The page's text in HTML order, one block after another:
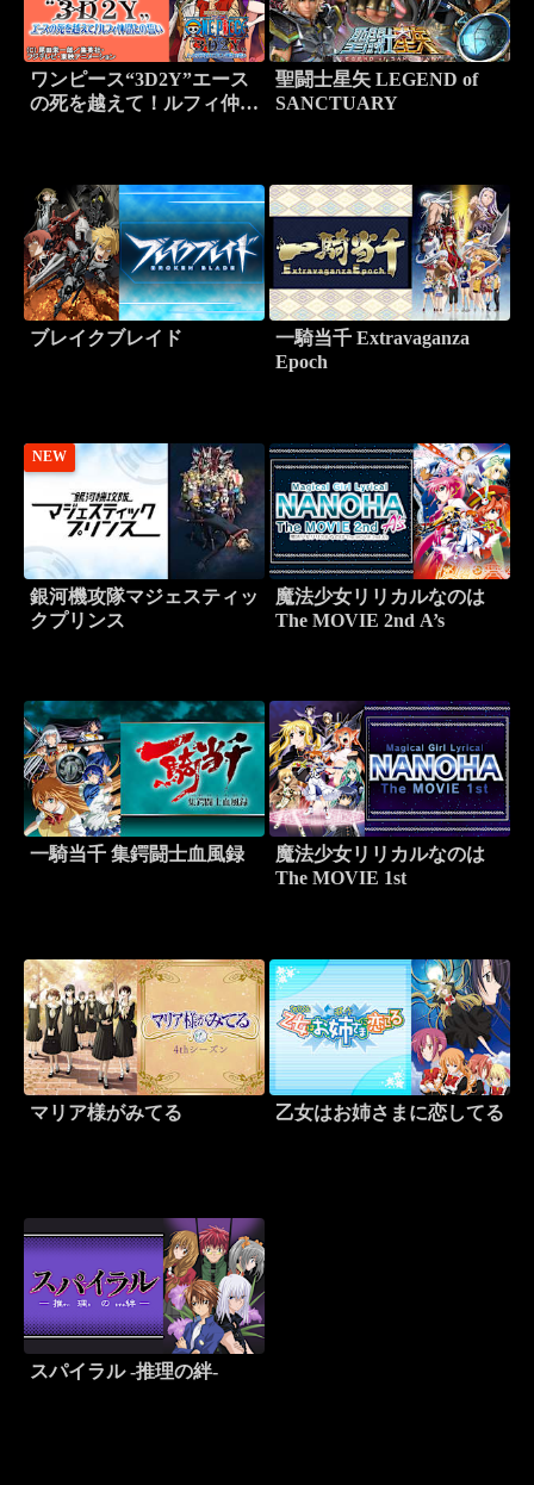
ワンピース“3D2Y”エース
の死を越えて！ルフィ仲間
聖闘士星矢 LEGEND of
SANCTUARY
ブレイクブレイド
一騎当千 Extravaganza
Epoch
NEW
銀河機攻隊マジェスティッ
クプリンス
魔法少女リリカルなのは
The MOVIE 2nd A’s
一騎当千 集鍔闘士血風録
魔法少女リリカルなのは
The MOVIE 1st
マリア様がみてる 乙女はお姉さまに恋してる
スパイラル -推理の絆-